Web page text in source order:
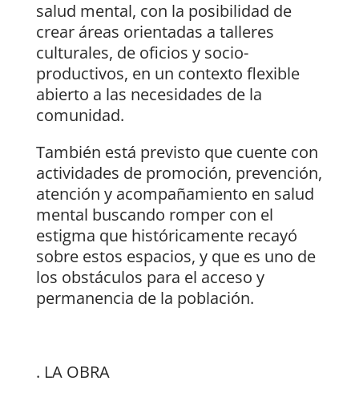
salud mental, con la posibilidad de
crear áreas orientadas a talleres
culturales, de oficios y socio-
productivos, en un contexto flexible
abierto a las necesidades de la
comunidad.
También está previsto que cuente con
actividades de promoción, prevención,
atención y acompañamiento en salud
mental buscando romper con el
estigma que históricamente recayó
sobre estos espacios, y que es uno de
los obstáculos para el acceso y
permanencia de la población.
. LA OBRA